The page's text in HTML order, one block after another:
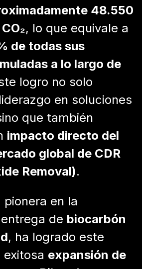
48.550
, lo que equivale a
de todas sus
a lo largo de
logro no solo
en soluciones
que también
impacto directo del
global de CDR
Removal).
en la
de biocarbón
, ha logrado este
expansión de